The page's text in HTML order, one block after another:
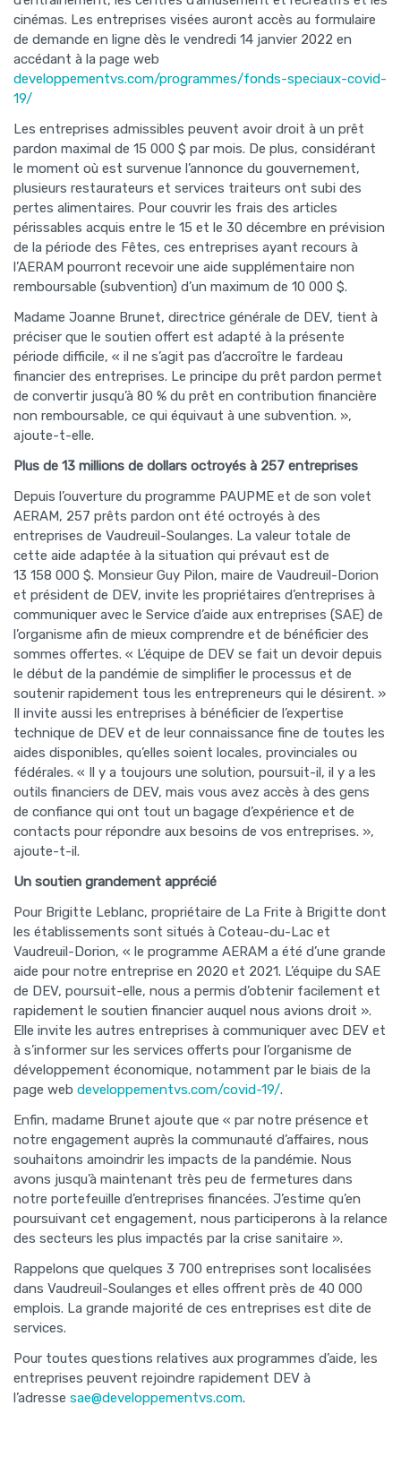
cinémas. Les entreprises visées auront accès au formulaire
de demande en ligne dès le vendredi 14 janvier 2022 en
accédant à la page web
developpementvs.com/programmes/fonds-speciaux-covid-
19/
Les entreprises admissibles peuvent avoir droit à un prêt
pardon maximal de 15 000 $ par mois. De plus, considérant
le moment où est survenue l’annonce du gouvernement,
plusieurs restaurateurs et services traiteurs ont subi des
pertes alimentaires. Pour couvrir les frais des articles
périssables acquis entre le 15 et le 30 décembre en prévision
de la période des Fêtes, ces entreprises ayant recours à
l’AERAM pourront recevoir une aide supplémentaire non
remboursable (subvention) d’un maximum de 10 000 $.
Madame Joanne Brunet, directrice générale de DEV, tient à
préciser que le soutien offert est adapté à la présente
période difficile, « il ne s’agit pas d’accroître le fardeau
financier des entreprises. Le principe du prêt pardon permet
de convertir jusqu’à 80 % du prêt en contribution financière
non remboursable, ce qui équivaut à une subvention. »,
ajoute-t-elle.
Plus de 13 millions de dollars octroyés à 257 entreprises
Depuis l’ouverture du programme PAUPME et de son volet
AERAM, 257 prêts pardon ont été octroyés à des
entreprises de Vaudreuil-Soulanges. La valeur totale de
cette aide adaptée à la situation qui prévaut est de
13 158 000 $. Monsieur Guy Pilon, maire de Vaudreuil-Dorion
et président de DEV, invite les propriétaires d’entreprises à
communiquer avec le Service d’aide aux entreprises (SAE) de
l’organisme afin de mieux comprendre et de bénéficier des
sommes offertes. « L’équipe de DEV se fait un devoir depuis
le début de la pandémie de simplifier le processus et de
soutenir rapidement tous les entrepreneurs qui le désirent. »
Il invite aussi les entreprises à bénéficier de l’expertise
technique de DEV et de leur connaissance fine de toutes les
aides disponibles, qu’elles soient locales, provinciales ou
fédérales. « Il y a toujours une solution, poursuit-il, il y a les
outils financiers de DEV, mais vous avez accès à des gens
de confiance qui ont tout un bagage d’expérience et de
contacts pour répondre aux besoins de vos entreprises. »,
ajoute-t-il.
Un soutien grandement apprécié
Pour Brigitte Leblanc, propriétaire de La Frite à Brigitte dont
les établissements sont situés à Coteau-du-Lac et
Vaudreuil-Dorion, « le programme AERAM a été d’une grande
aide pour notre entreprise en 2020 et 2021. L’équipe du SAE
de DEV, poursuit-elle, nous a permis d’obtenir facilement et
rapidement le soutien financier auquel nous avions droit ».
Elle invite les autres entreprises à communiquer avec DEV et
à s’informer sur les services offerts pour l’organisme de
développement économique, notamment par le biais de la
page web developpementvs.com/covid-19/.
Enfin, madame Brunet ajoute que « par notre présence et
notre engagement auprès la communauté d’affaires, nous
souhaitons amoindrir les impacts de la pandémie. Nous
avons jusqu’à maintenant très peu de fermetures dans
notre portefeuille d’entreprises financées. J’estime qu’en
poursuivant cet engagement, nous participerons à la relance
des secteurs les plus impactés par la crise sanitaire ».
Rappelons que quelques 3 700 entreprises sont localisées
dans Vaudreuil-Soulanges et elles offrent près de 40 000
emplois. La grande majorité de ces entreprises est dite de
services.
Pour toutes questions relatives aux programmes d’aide, les
entreprises peuvent rejoindre rapidement DEV à
l’adresse sae@developpementvs.com.